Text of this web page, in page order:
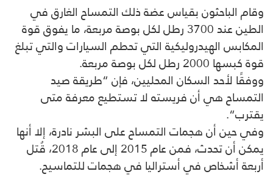
وقام الباحثون بقياس عضة ذلك التمساح الغارق في
الطين عند 3700 رطل لكل بوصة مربعة، ما يفوق قوة
المكابس الهيدروليكية التي تحطم السيارات والتي تبلغ
قوة كبسها 2000 رطل لكل بوصة مربعة .
ووفقًا لأحد السكان المحليين، فإن “طريقة صيد
التمساحهي أن فريسته لا تستطيع معرفة متى
يقترب“.
وفي حين أن هجمات التمساحعلى البشر نادرة، إلا أنها
يمكن أن تحدث، فمن عام 2015 إلى عام 2018، قُتل
أربعة أشخاص في أستراليا في هجمات للتماسيح.